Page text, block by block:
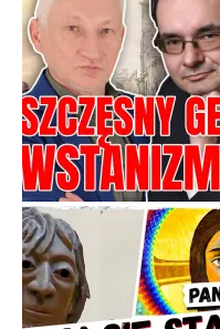
Boskie przestrogi na
cyfrowego świata
Święte orędzia w cieniu
Popularne